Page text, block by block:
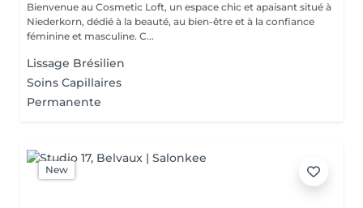
Bienvenue au Cosmetic Loft, un espace chic et apaisant situé à
Niederkorn, dédié à la beauté, au bien-être et à la confiance
féminine et masculine. C...
Lissage Brésilien
Soins Capillaires
Permanente
New